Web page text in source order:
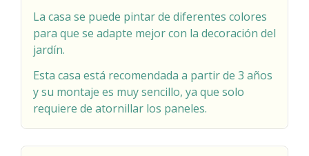
La casa se puede pintar de diferentes colores
para que se adapte mejor con la decoración del
jardín.
Esta casa está recomendada a partir de 3 años
y su montaje es muy sencillo, ya que solo
requiere de atornillar los paneles.